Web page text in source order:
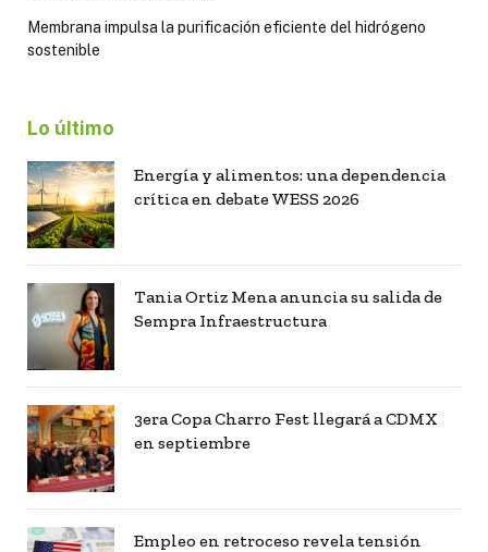
Membrana impulsa la purificación eficiente del hidrógeno
sostenible
Lo último
Energía y alimentos: una dependencia
crítica en debate WESS 2026
Tania Ortiz Mena anuncia su salida de
Sempra Infraestructura
3era Copa Charro Fest llegará a CDMX
en septiembre
Empleo en retroceso revela tensión